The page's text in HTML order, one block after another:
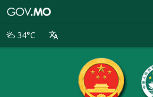
别
34°C